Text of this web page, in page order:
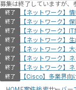
募集は終了していますが、
終了 【ネットワーク】
終了 【ネットワーク】
終了 【ネットワーク】
終了 【ネットワーク】
終了 【ネットワーク】
終了 【ネットワーク】
終了 【ネットワーク】
終了
【Cisco】多業界